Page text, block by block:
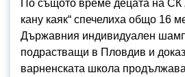
По същото време децата на СК
кану каяк“ спечелиха общо 16
Държавния индивидуален
подрастващи в Пловдив и
варненската школа